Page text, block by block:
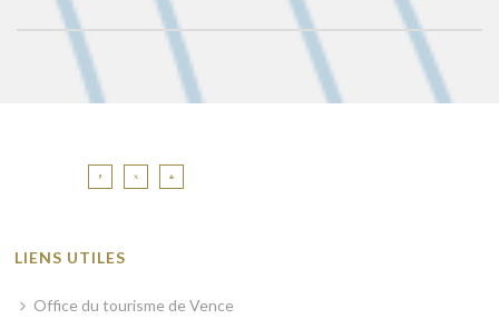
LIENS UTILES
Office du tourisme de Vence